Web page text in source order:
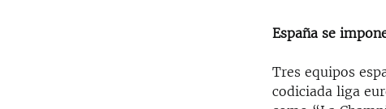
España se
Tres equipos
codiciada liga